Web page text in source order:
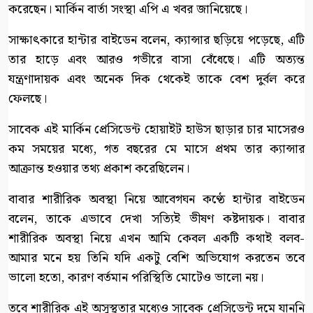
করেছেন। মার্কিন বার্তা সংস্থা এপি এ খবর জানিয়েছে।
সাক্ষাৎকারে হান্টার বাইডেন বলেন, ক্যান্সার ছড়িয়ে পড়েছে, এটি
তার হাড়ে এবং আরও গভীরে বাসা বেঁধেছে। এটি অত্যন্ত
যন্ত্রণাদায়ক এবং অনেক দিক থেকেই তাকে বেশ দুর্বল করে
ফেলছে।
সাবেক এই মার্কিন প্রেসিডেন্ট হোয়াইট হাউস ছাড়ার চার মাসেরও
কম সময়ের মধ্যে, গত বছরের মে মাসে প্রথম তার ক্যান্সার
আক্রান্ত হওয়ার তথ্য প্রকাশ করেছিলেন।
বাবার শারীরিক অবস্থা নিয়ে আবেগঘন কণ্ঠে হান্টার বাইডেন
বলেন, তাকে এভাবে দেখা সত্যিই ভীষণ কষ্টদায়ক। বাবার
শারীরিক অবস্থা নিয়ে এখন আমি কেবল একটি কথাই বলব-
আমার মনে হয় তিনি যদি একটু বেশি অভিযোগ করতেন তবে
ভালো হতো, কারণ বর্তমান পরিস্থিতি মোটেও ভালো নয়।
তবে শারীরিক এই অসুস্থতার মধ্যেও সাবেক প্রেসিডেন্ট দমে যাননি